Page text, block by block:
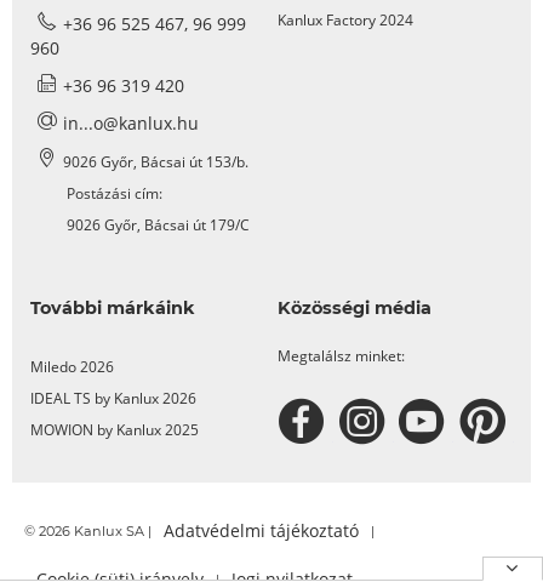
+36 96 525 467, 96 999
960
+36 96 319 420
in...o@kanlux.hu
9026 Győr, Bácsai út 153/b.
Postázási cím:
9026 Győr, Bácsai út 179/C
Kanlux Factory 2024
További márkáink
Miledo 2026
IDEAL TS by Kanlux 2026
MOWION by Kanlux 2025
Közösségi média
Megtalálsz minket:
© 2026 Kanlux SA | Adatvédelmi tájékoztató |